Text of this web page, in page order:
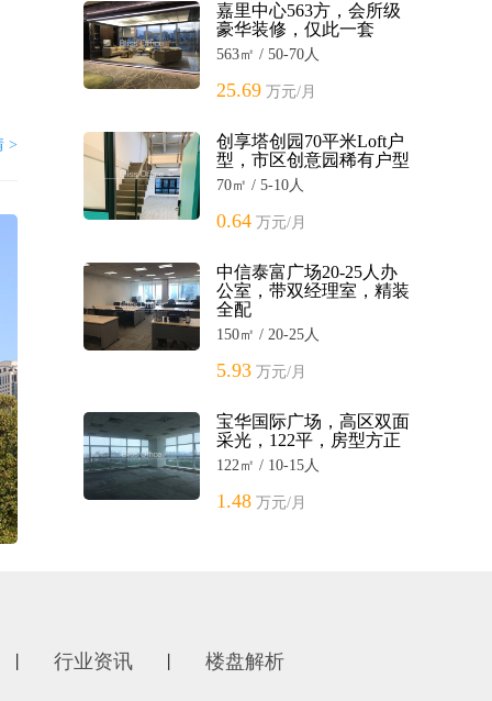
>
嘉里中心563方，会所级
豪华装修，仅此一套
563㎡ / 50-70人
25.69 万元/月
创享塔创园70平米Loft户
型，市区创意园稀有户型
70㎡ / 5-10人
0.64 万元/月
中信泰富广场20-25人办
公室，带双经理室，精装
全配
150㎡ / 20-25人
5.93 万元/月
宝华国际广场，高区双面
采光，122平，房型方正
122㎡ / 10-15人
1.48 万元/月
行业资讯 楼盘解析